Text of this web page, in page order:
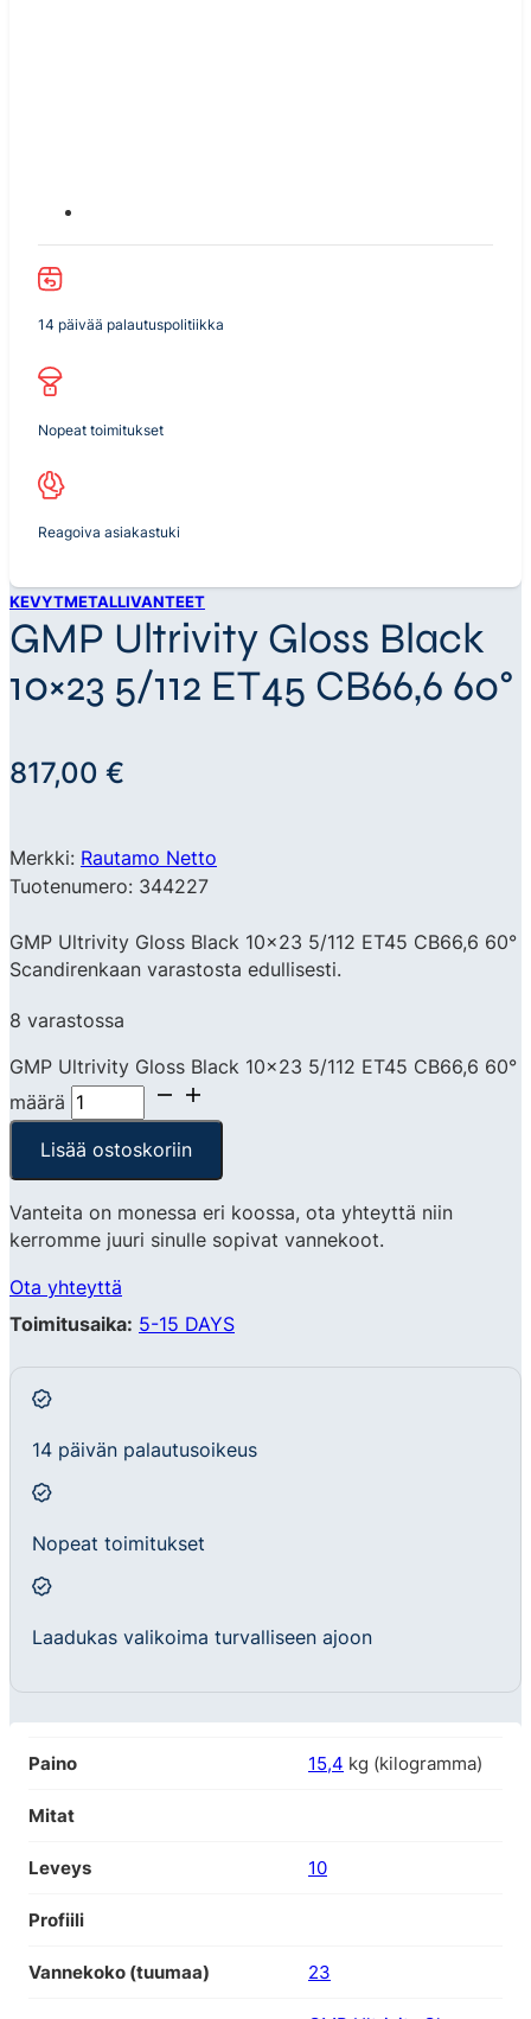
14 päivää palautuspolitiikka
Nopeat toimitukset
Reagoiva asiakastuki
KEVYTMETALLIVANTEET
GMP Ultrivity Gloss Black
10×23 5/112 ET45 CB66,6 60°
817,00 €
Merkki: Rautamo Netto
Tuotenumero: 344227
GMP Ultrivity Gloss Black 10×23 5/112 ET45 CB66,6 60°
Scandirenkaan varastosta edullisesti.
8 varastossa
GMP Ultrivity Gloss Black 10x23 5/112 ET45 CB66,6 60°
määrä
Lisää ostoskoriin
Vanteita on monessa eri koossa, ota yhteyttä niin
kerromme juuri sinulle sopivat vannekoot.
Ota yhteyttä
Toimitusaika: 5-15 DAYS
14 päivän palautusoikeus
Nopeat toimitukset
Laadukas valikoima turvalliseen ajoon
Paino 15,4 kg (kilogramma)
Mitat
Leveys 10
Profiili
Vannekoko (tuumaa) 23